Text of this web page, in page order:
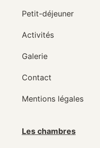
Petit-déjeuner
Activités
Galerie
Contact
Mentions légales
Les chambres